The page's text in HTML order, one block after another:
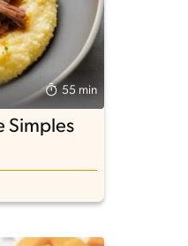
55 min
Simples